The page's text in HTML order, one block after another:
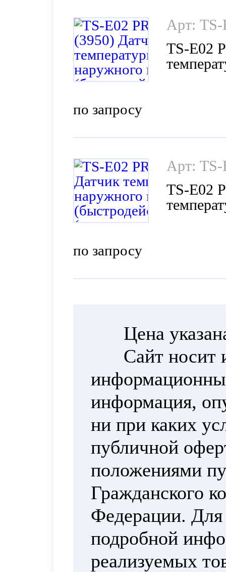
по запросу
Арт: TS-
TS-E02
по запросу
Арт: TS-
TS-E02
Цена
Сайт носит
информация,
ни при каких
публичной
положениями
Гражданского
Федерации. Для
подробной
реализуемых